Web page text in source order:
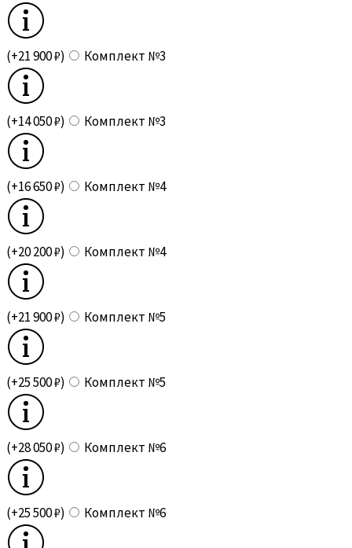
(+21 900 ₽) Комплект №3
(+14 050 ₽) Комплект №3
(+16 650 ₽) Комплект №4
(+20 200 ₽) Комплект №4
(+21 900 ₽) Комплект №5
(+25 500 ₽) Комплект №5
(+28 050 ₽) Комплект №6
(+25 500 ₽) Комплект №6